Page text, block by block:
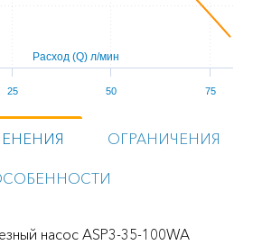
Расход (Q) л/мин
25 50 75
ОГРАНИЧЕНИЯ
насос ASP3-35-100WA